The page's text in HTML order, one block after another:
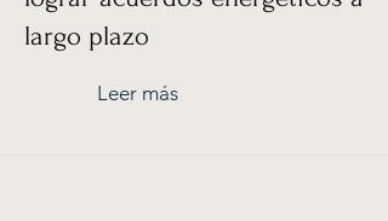
largo plazo
Leer más